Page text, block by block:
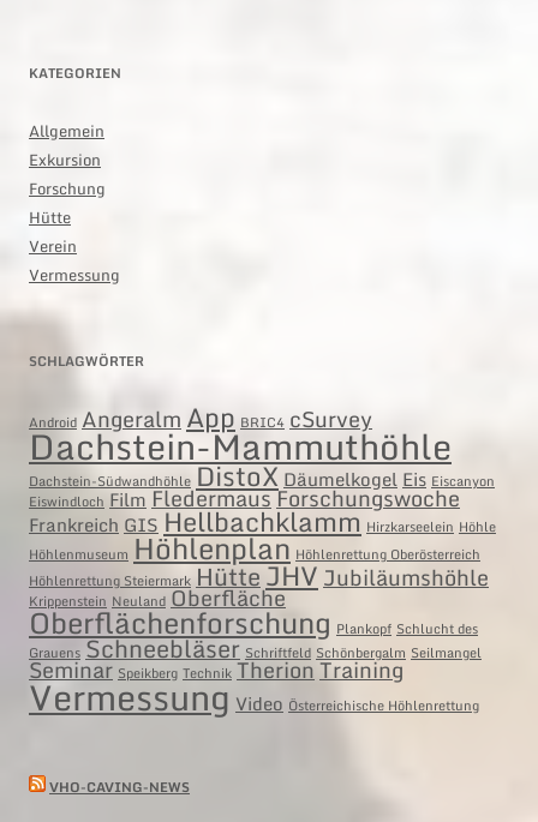
KATEGORIEN
Allgemein
Exkursion
Forschung
Hütte
Verein
Vermessung
SCHLAGWÖRTER
Android AngeralmApp BRIC4 cSurvey
Dachstein-Mammuthöhle
Dachstein-Südwandhöhle DistoX Däumelkogel Eis Eiscanyon
Eiswindloch Film FledermausForschungswoche
Frankreich GIS Hellbachklamm Hirzkarseelein Höhle
Höhlenmuseum Höhlenplan Höhlenrettung Oberösterreich
Höhlenrettung Steiermark HütteJHVJubiläumshöhle
Krippenstein Neuland Oberfläche
Oberflächenforschung Plankopf Schlucht des
Grauens Schneebläser Schriftfeld Schönbergalm Seilmangel
Seminar Speikberg Technik TherionTraining
Vermessung Video Österreichische Höhlenrettung
VHO-CAVING-NEWS